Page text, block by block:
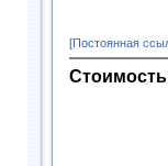
[Постоянная